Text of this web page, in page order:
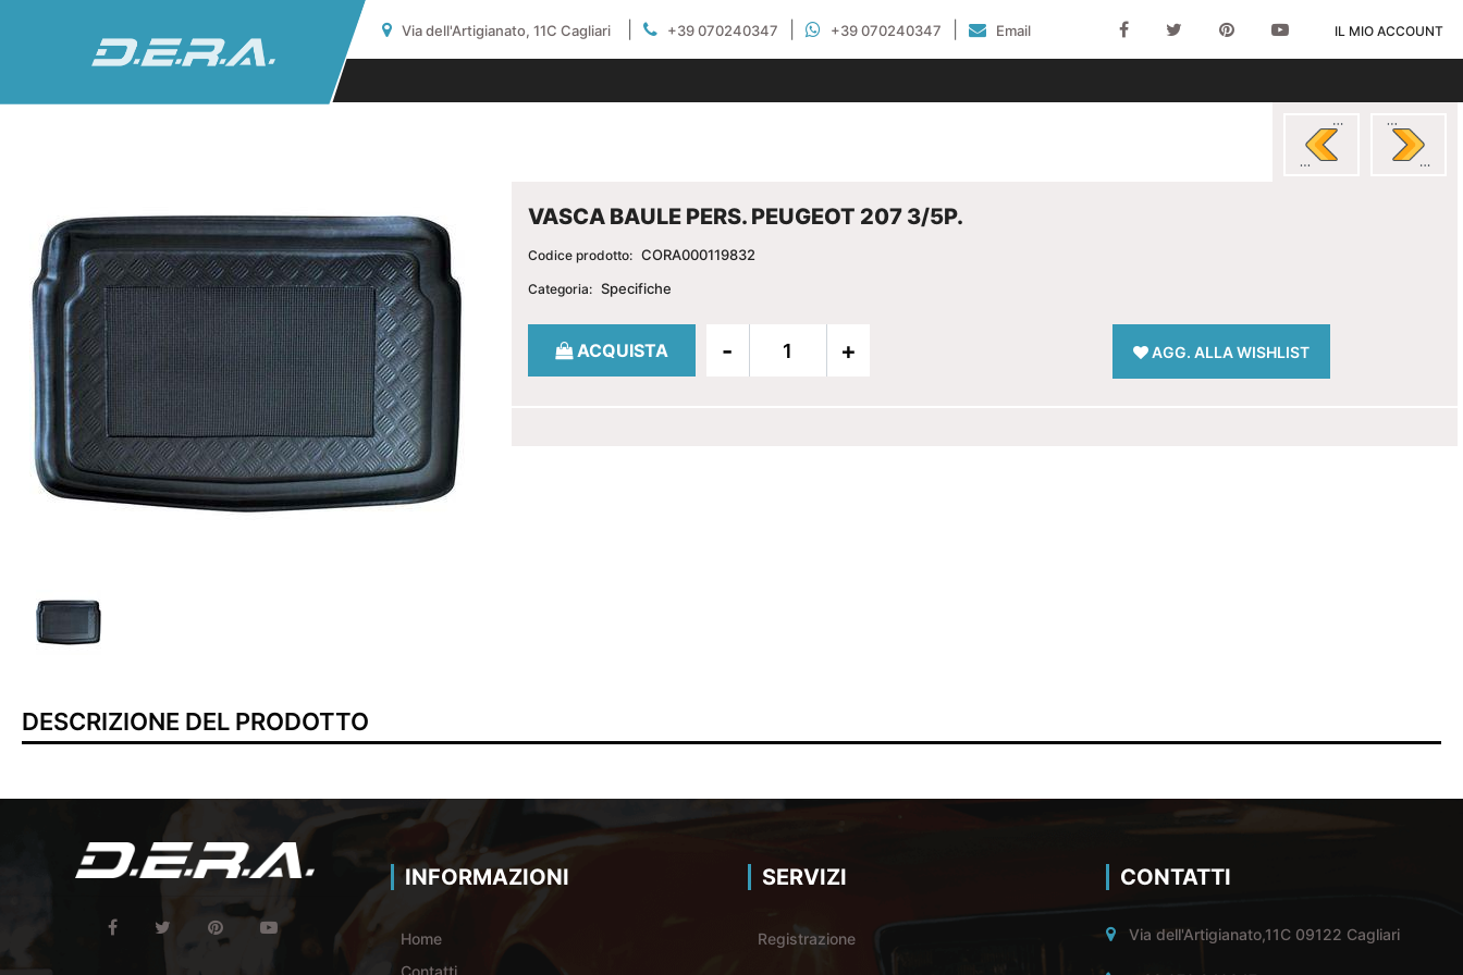
Via dell'Artigianato, 11C Cagliari +39 070240347 +39 070240347 Email IL MIO ACCOUNT
VASCA BAULE PERS. PEUGEOT 207 3/5P.
Codice prodotto: CORA000119832
Categoria: Specifiche
Quantità
ACQUISTA AGG. ALLA WISHLIST
DESCRIZIONE DEL PRODOTTO
INFORMAZIONI
Home
SERVIZI
Registrazione
CONTATTI
Via dell'Artigianato,11C 09122 Cagliari